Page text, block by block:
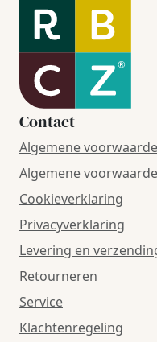
Contact
Algemene
Algemene
Cookieverklaring
Privacyverklaring
Levering en
Retourneren
Service
Klachtenregeling